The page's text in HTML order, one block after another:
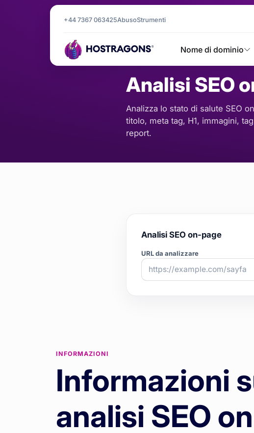
+44 7367 063425AbusoStrumenti
Nome di dominio
Pagina iniziale
SEO E CONTENUTI
Analisi SEO
Analizza lo stato di salute SEO
titolo, meta tag, H1, immagini,
report.
Analisi SEO on-page
URL da analizzare
INFORMAZIONI
Informazioni
analisi SEO